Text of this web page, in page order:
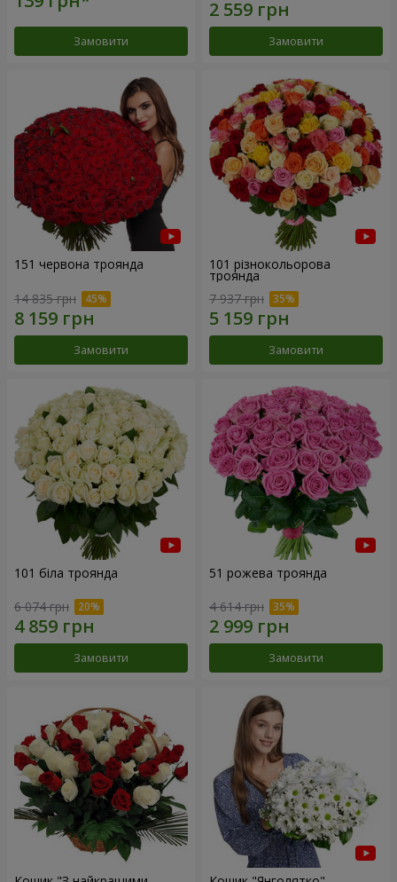
Замовити Замовити
151 червона троянда
14 835 грн
Замовити
101 різнокольорова
троянда
7 937 грн
Замовити
101 біла троянда
6 074 грн
Замовити
51 рожева троянда
4 614 грн
Замовити